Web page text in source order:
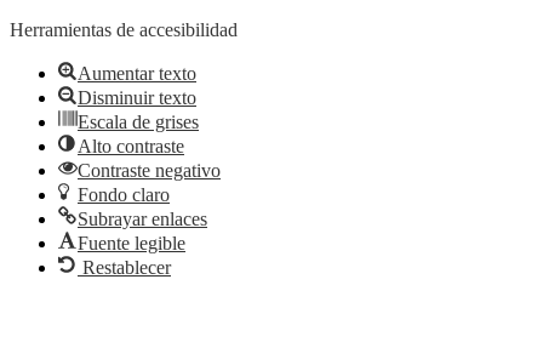
de
Herramientas de accesibilidad
Aumentar texto
Disminuir texto
Escala de grises
Alto contraste
Contraste negativo
Fondo claro
Subrayar enlaces
Fuente legible
Restablecer